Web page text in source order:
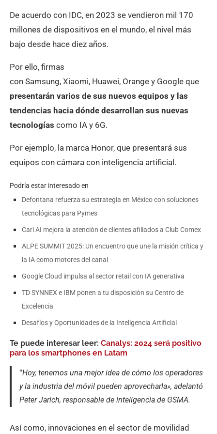
De acuerdo con IDC, en 2023 se vendieron mil 170
millones de dispositivos en el mundo, el nivel más
bajo desde hace diez años.
Por ello, firmas
con Samsung, Xiaomi, Huawei, Orange y Google que
presentarán varios de sus nuevos equipos y las
tendencias hacia dónde desarrollan sus nuevas
tecnologías como IA y 6G.
Por ejemplo, la marca Honor, que presentará sus
equipos con cámara con inteligencia artificial.
Podría estar interesado en
Defontana refuerza su estrategia en México con soluciones
tecnológicas para Pymes
Cari AI mejora la atención de clientes afiliados a Club Comex
ALPE SUMMIT 2025: Un encuentro que une la misión crítica y
la IA como motores del canal
Google Cloud impulsa al sector retail con IA generativa
TD SYNNEX e IBM ponen a tu disposición su Centro de
Excelencia
Desafíos y Oportunidades de la Inteligencia Artificial
Te puede interesar leer: Canalys: 2024 será positivo
para los smartphones en Latam
“Hoy, tenemos una mejor idea de cómo los operadores
y la industria del móvil pueden aprovecharla», adelantó
Peter Jarich, responsable de inteligencia de GSMA.
Así como, innovaciones en el sector de movilidad